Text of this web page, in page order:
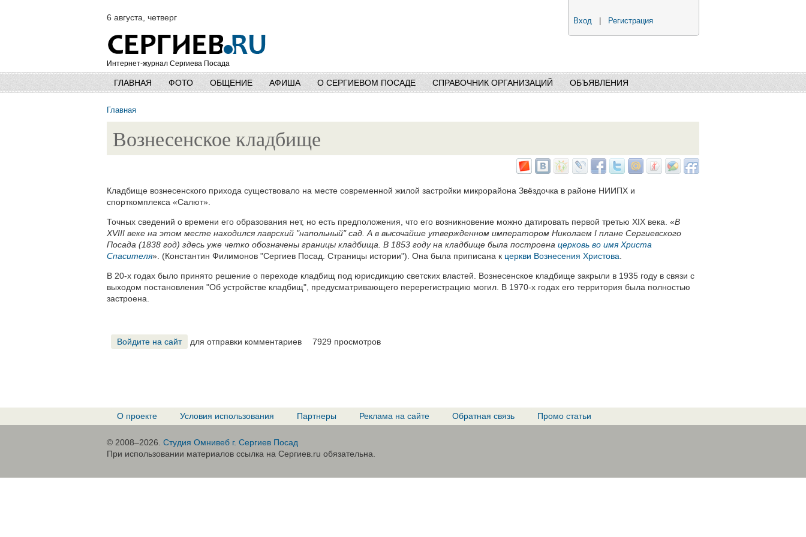
6 августа, четверг
Интернет-журнал Сергиева Посада
Вход Регистрация
ГЛАВНАЯ ФОТО ОБЩЕНИЕ АФИША О СЕРГИЕВОМ ПОСАДЕ СПРАВОЧНИК ОРГАНИЗАЦИЙ ОБЪЯВЛЕНИЯ
Главная
Вознесенское кладбище
Кладбище вознесенского прихода существовало на месте современной жилой застройки микрорайона Звёздочка в районе НИИПХ и
спорткомплекса «Салют».
Точных сведений о времени его образования нет, но есть предположения, что его возникновение можно датировать первой третью ХIХ века. «В
XVIII веке на этом месте находился лаврский "напольный" сад. А в высочайше утвержденном императором Николаем I плане Сергиевского
Посада (1838 год) здесь уже четко обозначены границы кладбища. В 1853 году на кладбище была построена церковь во имя Христа
Спасителя». (Константин Филимонов "Сергиев Посад. Страницы истории"). Она была приписана к церкви Вознесения Христова.
В 20-х годах было принято решение о переходе кладбищ под юрисдикцию светских властей. Вознесенское кладбище закрыли в 1935 году в связи с
выходом постановления "Об устройстве кладбищ", предусматривающего перерегистрацию могил. В 1970-х годах его территория была полностью
застроена.
Войдите на сайт для отправки комментариев 7929 просмотров
О проекте Условия использования Партнеры Реклама на сайте Обратная связь Промо статьи
© 2008–2026. Студия Омнивеб г. Сергиев Посад
При использовании материалов ссылка на Сергиев.ru обязательна.